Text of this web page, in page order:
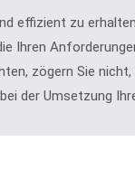
effizient zu
Ihren
zögern Sie
der Umsetzung